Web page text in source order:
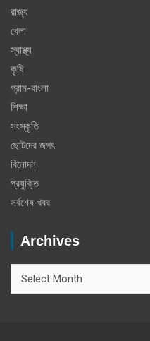
রাজ্য
খেলা
স্বাস্থ্য
কৃষি
গ্রাম-বাংলা
শিক্ষা
সংস্কৃতি
ছোটদের জগৎ
বিনোদন
প্রযুক্তি
সর্বশেষ খবর
Archives